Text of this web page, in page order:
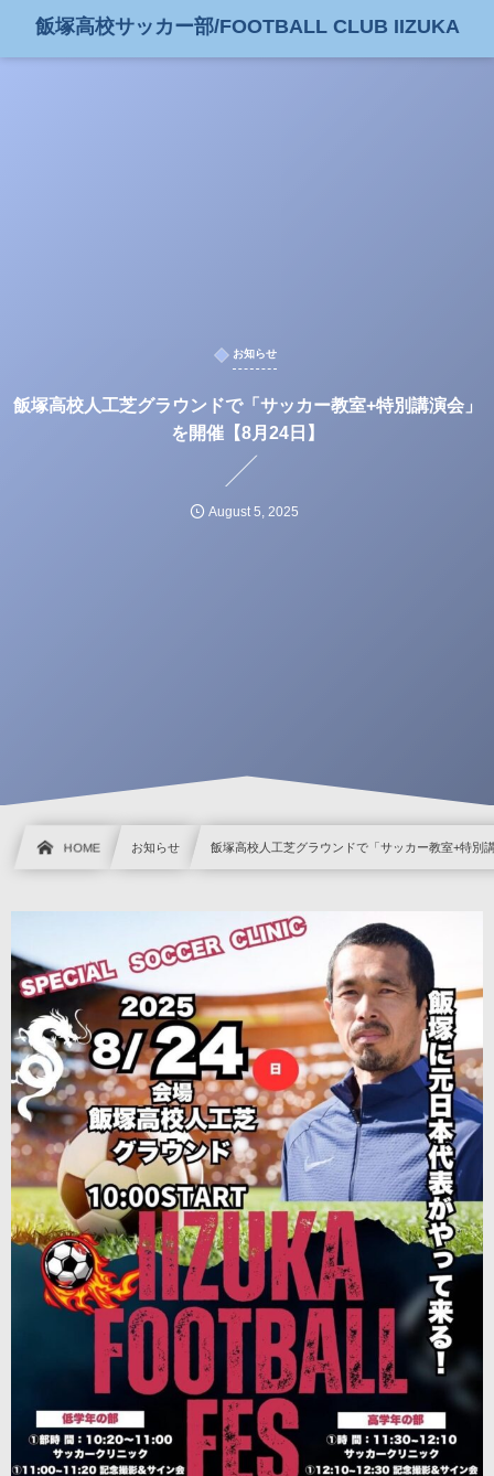
飯塚高校サッカー部/FOOTBALL CLUB IIZUKA
お知らせ
飯塚高校人工芝グラウンドで「サッカー教室+特別講演会」
を開催【8月24日】
August 5,2025
HOME お知らせ 飯塚高校人工芝グラウンドで「サッカー教室+特別